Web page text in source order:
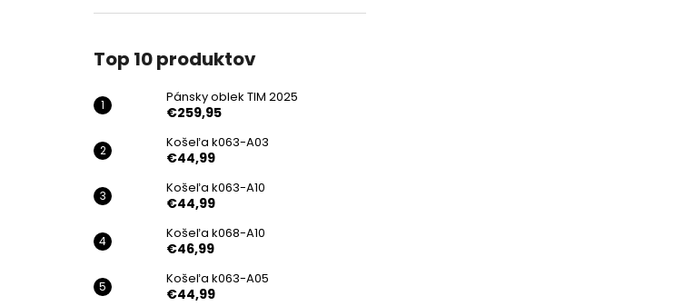
Top 10 produktov
Pánsky oblek TIM 2025
€259,95
Košeľa k063-A03
€44,99
Košeľa k063-A10
€44,99
Košeľa k068-A10
€46,99
Košeľa k063-A05
€44,99